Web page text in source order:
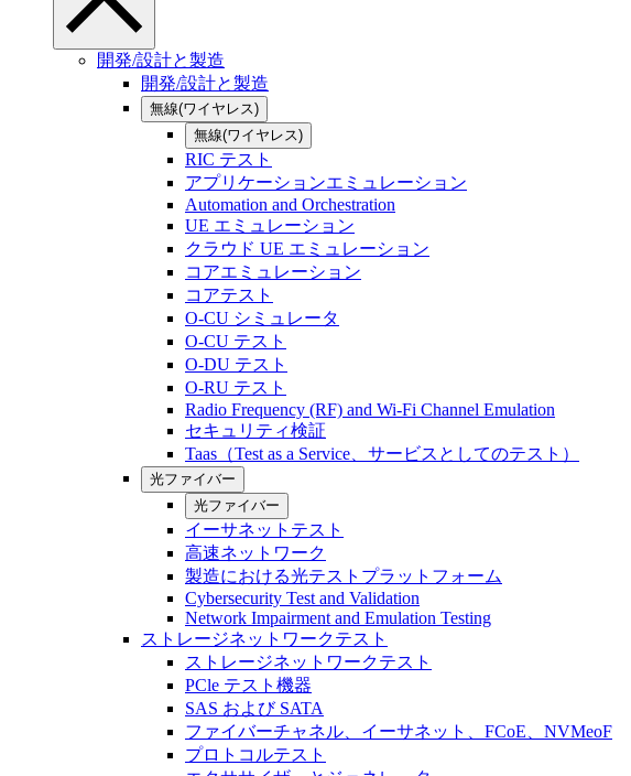
開発/設計と製造
開発/設計と製造
無線(ワイヤレス)
無線(ワイヤレス)
RIC テスト
アプリケーションエミュレーション
Automation and Orchestration
UE エミュレーション
クラウド UE エミュレーション
コアエミュレーション
コアテスト
O-CU シミュレータ
O-CU テスト
O-DU テスト
O-RU テスト
Radio Frequency (RF) and Wi-Fi Channel Emulation
セキュリティ検証
Taas（Test as a Service、サービスとしてのテスト）
光ファイバー
光ファイバー
イーサネットテスト
高速ネットワーク
製造における光テストプラットフォーム
Cybersecurity Test and Validation
Network Impairment and Emulation Testing
ストレージネットワークテスト
ストレージネットワークテスト
PCle テスト機器
SAS および SATA
ファイバーチャネル、イーサネット、FCoE、NVMeoF
プロトコルテスト